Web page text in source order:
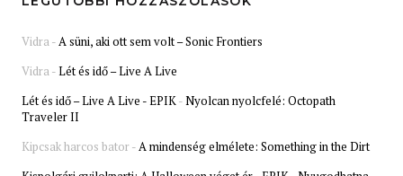
Vidra-A süni, aki ott sem volt – Sonic Frontiers
Vidra-Lét és idő – Live A Live
Lét és idő – Live A Live - EPIK-Nyolcan nyolcfelé: Octopath
Traveler II
Kipcsak harcos bator-A mindenség elmélete: Something in the Dirt